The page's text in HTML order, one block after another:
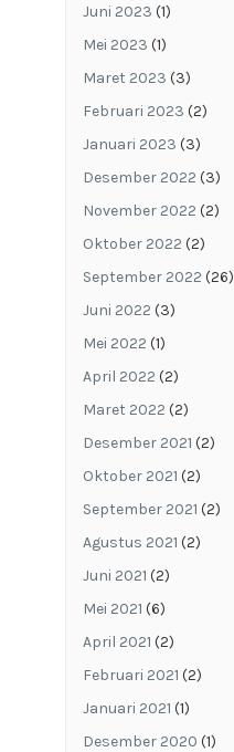
Juni 2023 (1)
Mei 2023 (1)
Maret 2023 (3)
Februari 2023 (2)
Januari 2023 (3)
Desember 2022 (3)
November 2022 (2)
Oktober 2022 (2)
September 2022 (26)
Juni 2022 (3)
Mei 2022 (1)
April 2022 (2)
Maret 2022 (2)
Desember 2021 (2)
Oktober 2021 (2)
September 2021 (2)
Agustus 2021 (2)
Juni 2021 (2)
Mei 2021 (6)
April 2021 (2)
Februari 2021 (2)
Januari 2021 (1)
Desember 2020 (1)